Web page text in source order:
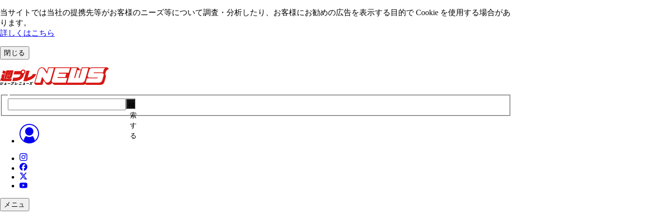
当サイトでは当社の提携先等がお客様のニーズ等について調査・分析したり、お客様にお勧めの広告を表⽰する⽬的で Cookie を使⽤する場合があ
ります。
詳しくはこちら
閉じる
索
す
る
メニュ